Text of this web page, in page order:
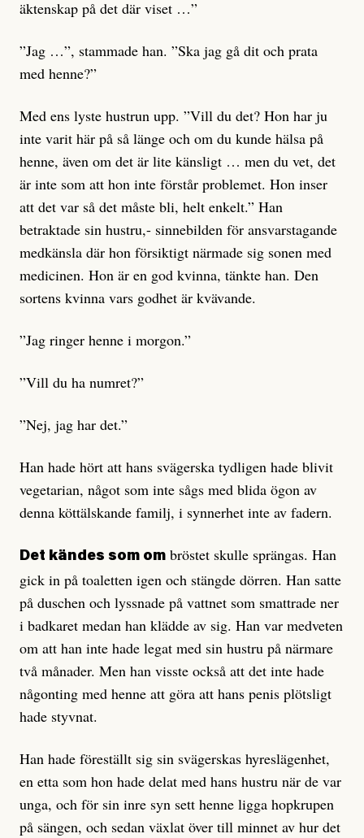
äktenskap på det där viset …”
”Jag …”, stammade han. ”Ska jag gå dit och prata
med henne?”
Med ens lyste hustrun upp. ”Vill du det? Hon har ju
inte varit här på så länge och om du kunde hälsa på
henne, även om det är lite känsligt … men du vet, det
är inte som att hon inte förstår problemet. Hon inser
att det var så det måste bli, helt enkelt.” Han
betraktade sin hustru,- sinnebilden för ansvarstagande
medkänsla där hon försiktigt närmade sig sonen med
medicinen. Hon är en god kvinna, tänkte han. Den
sortens kvinna vars godhet är kvävande.
”Jag ringer henne i morgon.”
”Vill du ha numret?”
”Nej, jag har det.”
Han hade hört att hans svägerska tydligen hade blivit
vegetarian, något som inte sågs med blida ögon av
denna köttälskande familj, i synnerhet inte av fadern.
Det kändes som om bröstet skulle sprängas. Han
gick in på toaletten igen och stängde dörren. Han satte
på duschen och lyssnade på vattnet som smattrade ner
i badkaret medan han klädde av sig. Han var medveten
om att han inte hade legat med sin hustru på närmare
två månader. Men han visste också att det inte hade
någonting med henne att göra att hans penis plötsligt
hade styvnat.
Han hade föreställt sig sin svägerskas hyreslägenhet,
en etta som hon hade delat med hans hustru när de var
unga, och för sin inre syn sett henne ligga hopkrupen
på sängen, och sedan växlat över till minnet av hur det